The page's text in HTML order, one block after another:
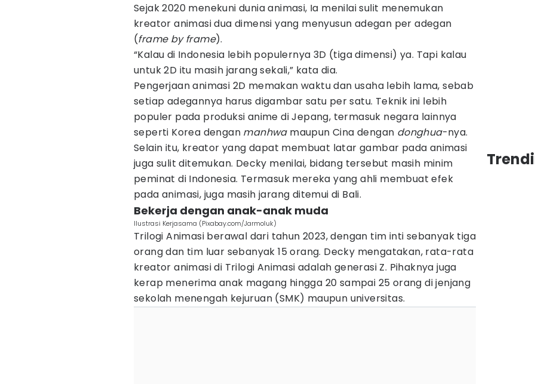
Sejak 2020 menekuni dunia animasi, Ia menilai sulit menemukan
kreator animasi dua dimensi yang menyusun adegan per adegan
(frame by frame).
“Kalau di Indonesia lebih populernya 3D (tiga dimensi) ya. Tapi kalau
untuk 2D itu masih jarang sekali,” kata dia.
Pengerjaan animasi 2D memakan waktu dan usaha lebih lama, sebab
setiap adegannya harus digambar satu per satu. Teknik ini lebih
populer pada produksi anime di Jepang, termasuk negara lainnya
seperti Korea dengan manhwa maupun Cina dengan donghua-nya.
Selain itu, kreator yang dapat membuat latar gambar pada animasi
juga sulit ditemukan. Decky menilai, bidang tersebut masih minim
peminat di Indonesia. Termasuk mereka yang ahli membuat efek
pada animasi, juga masih jarang ditemui di Bali.
Bekerja dengan anak-anak muda
Ilustrasi Kerjasama (Pixabay.com/Jarmoluk)
Trilogi Animasi berawal dari tahun 2023, dengan tim inti sebanyak tiga
orang dan tim luar sebanyak 15 orang. Decky mengatakan, rata-rata
kreator animasi di Trilogi Animasi adalah generasi Z. Pihaknya juga
kerap menerima anak magang hingga 20 sampai 25 orang di jenjang
sekolah menengah kejuruan (SMK) maupun universitas.